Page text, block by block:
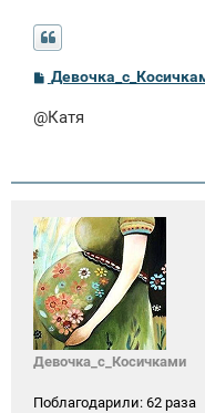
С
б
и
@Катя
Девочка_с_Косичками
Поблагодарили: 62 раза